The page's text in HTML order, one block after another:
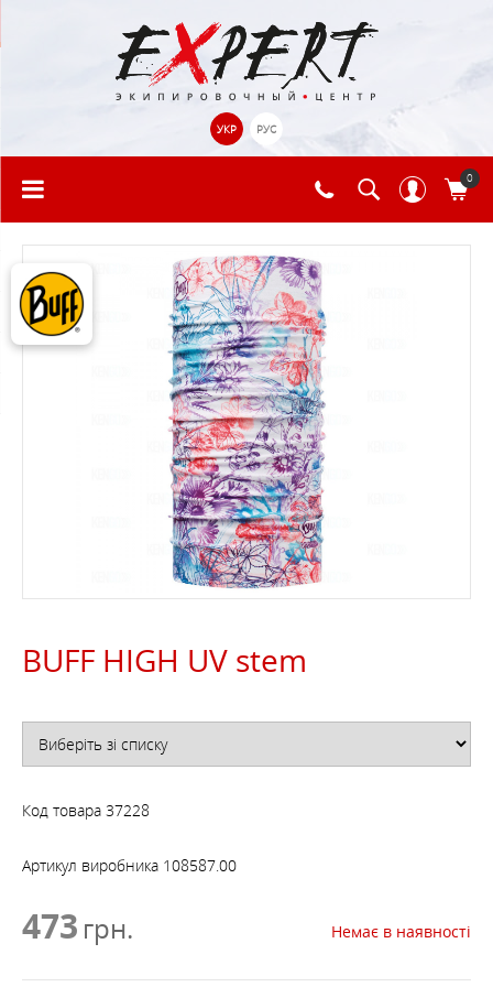
УКР РУС
0
BUFF HIGH UV stem
Код товара 37228
Артикул виробника 108587.00
473 грн. Немає в наявності